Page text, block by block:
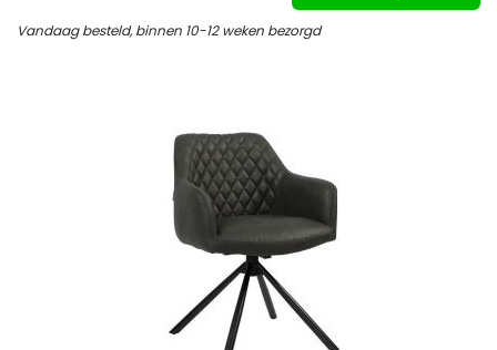
Vandaag besteld, binnen 10-12 weken bezorgd